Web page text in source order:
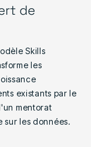
de
Skills
les
existants par le
mentorat
les données.